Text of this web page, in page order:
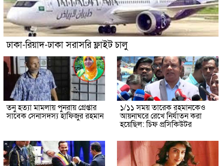
ঢাকা-রিয়াদ-ঢাকা সরাসরি ফ্লাইট চালু
তনু হত্যা মামলায় পুনরায় গ্রেপ্তার
সাবেক সেনাসদস্য হাফিজুর রহমান
১/১১ সময় তারেক রহমানকেও
আয়নাঘরে রেখে নির্যাতন করা
হয়েছিল: চিফ প্রসিকিউটর